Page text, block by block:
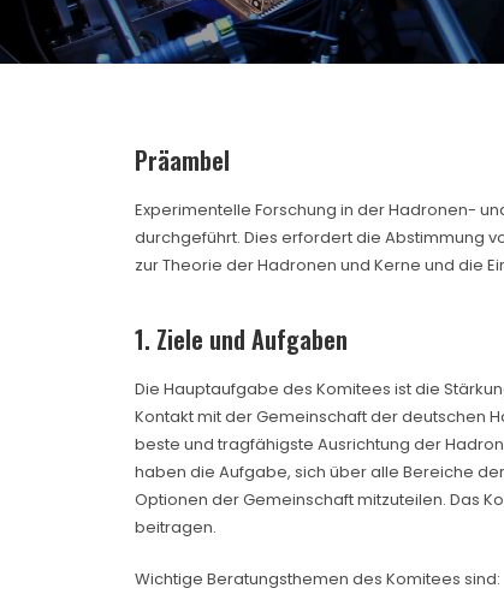
Präambel
Experimentelle Forschung in der Hadronen-
durchgeführt. Dies erfordert die Abstimmung
zur Theorie der Hadronen und Kerne und die
1. Ziele und Aufgaben
Die Hauptaufgabe des Komitees ist die
Kontakt mit der Gemeinschaft der deutschen
beste und tragfähigste Ausrichtung der
haben die Aufgabe, sich über alle Bereiche
Optionen der Gemeinschaft mitzuteilen. Das
beitragen.
Wichtige Beratungsthemen des Komitees sind: